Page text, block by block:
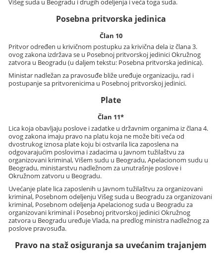
Višeg suda u Beogradu i drugih odeljenja i veća toga suda.
Posebna pritvorska jedinica
Član 10
Pritvor određen u krivičnom postupku za krivična dela iz člana 3.
ovog zakona izdržava se u Posebnoj pritvorskoj jedinici Okružnog
zatvora u Beogradu (u daljem tekstu: Posebna pritvorska jedinica).
Ministar nadležan za pravosuđe bliže uređuje organizaciju, rad i
postupanje sa pritvorenicima u Posebnoj pritvorskoj jedinici.
Plate
Član 11*
Lica koja obavljaju poslove i zadatke u državnim organima iz člana 4.
ovog zakona imaju pravo na platu koja ne može biti veća od
dvostrukog iznosa plate koju bi ostvarila lica zaposlena na
odgovarajućim poslovima i zadacima u Javnom tužilaštvu za
organizovani kriminal, Višem sudu u Beogradu, Apelacionom sudu u
Beogradu, ministarstvu nadležnom za unutrašnje poslove i
Okružnom zatvoru u Beogradu.
Uvećanje plate lica zaposlenih u Javnom tužilaštvu za organizovani
kriminal, Posebnom odeljenju Višeg suda u Beogradu za organizovani
kriminal, Posebnom odeljenja Apelacionog suda u Beogradu za
organizovani kriminal i Posebnoj pritvorskoj jedinici Okružnog
zatvora u Beogradu uređuje Vlada, na predlog ministra nadležnog za
poslove pravosuđa.
Pravo na staž osiguranja sa uvećanim trajanjem